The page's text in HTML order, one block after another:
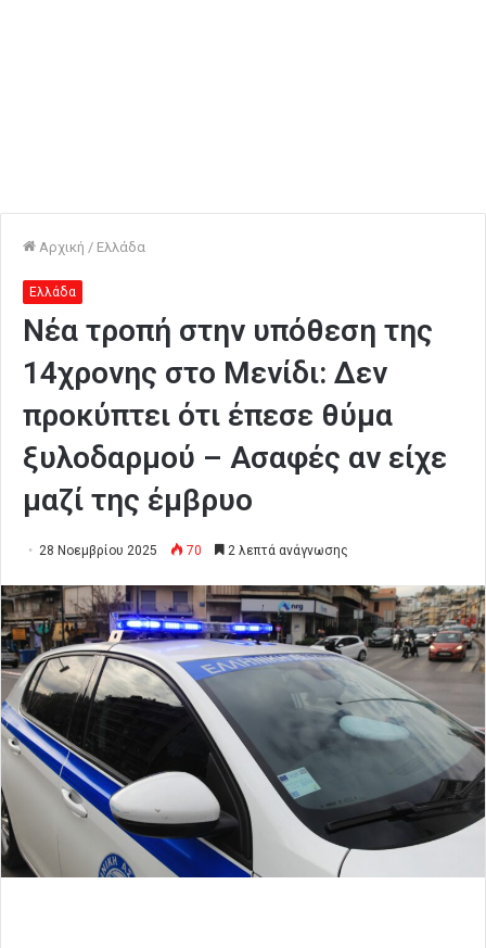
Αρχική / Ελλάδα
Ελλάδα
Νέα τροπή στην υπόθεση της
14χρονης στο Μενίδι: Δεν
προκύπτει ότι έπεσε θύμα
ξυλοδαρμού – Ασαφές αν είχε
μαζί της έμβρυο
28 Νοεμβρίου 2025 70 2 λεπτά ανάγνωσης